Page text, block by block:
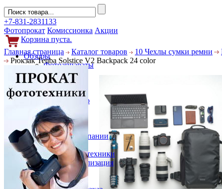
+7-831-2831133
Фотопрокат Комиссионка Акции
Корзина пуста.
Обзоры
Фотоаппараты
Объективы
Фильтры
Новости
Фото и видео
Гаджеты
Аксессуары
Слухи
Новости компании
Услуги
Прокат фототехники
Выкуп и реализация
Покупателям
Акции
Главная страница Каталог товаров 10 Чехлы сумки ремни
Рюкзак Tenba Solstice V2 Backpack 24 color